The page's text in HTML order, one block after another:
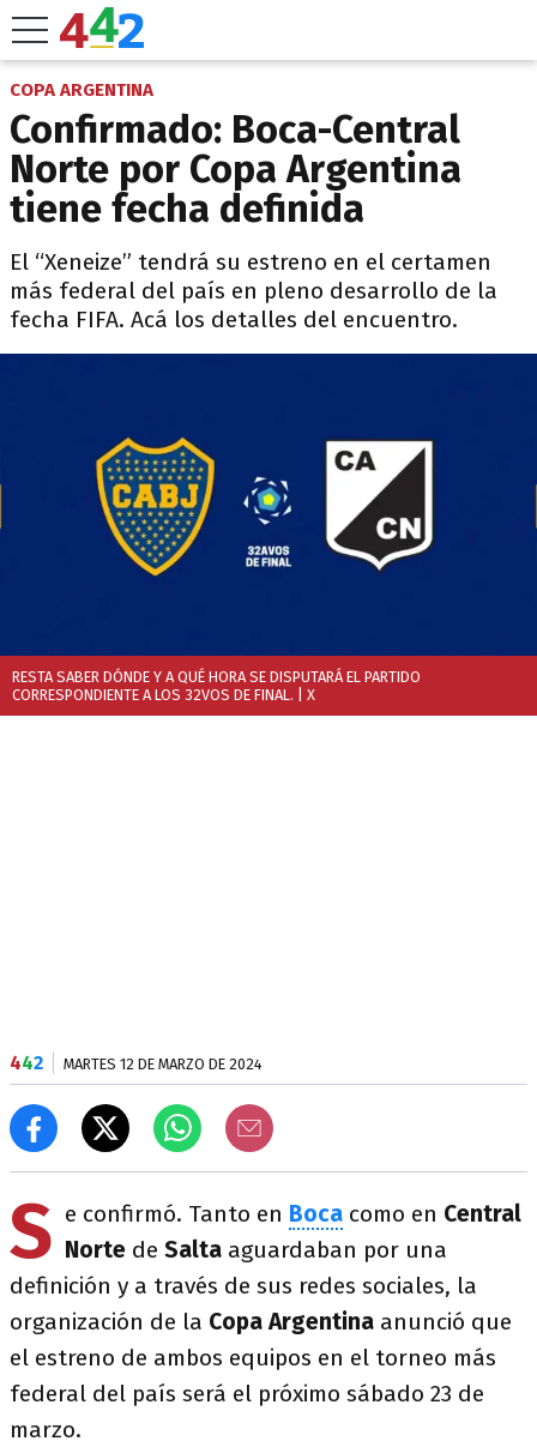
COPA ARGENTINA
Confirmado: Boca-Central
Norte por Copa Argentina
tiene fecha definida
El “Xeneize” tendrá su estreno en el certamen
más federal del país en pleno desarrollo de la
fecha FIFA. Acá los detalles del encuentro.
RESTA SABER DÓNDE Y A QUÉ HORA SE DISPUTARÁ EL PARTIDO
CORRESPONDIENTE A LOS 32VOS DE FINAL.
| X
442 MARTES 12 DE MARZO DE 2024
S e confirmó. Tanto en Boca como en Central
Norte de Salta aguardaban por una
definición y a través de sus redes sociales, la
organización de la Copa Argentina anunció que
el estreno de ambos equipos en el torneo más
federal del país será el próximo sábado 23 de
marzo.